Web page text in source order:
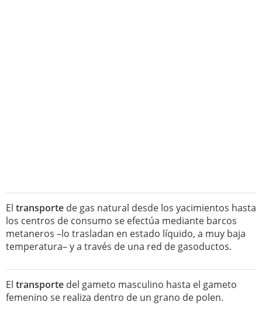
El transporte de gas natural desde los yacimientos hasta
los centros de consumo se efectúa mediante barcos
metaneros –lo trasladan en estado líquido, a muy baja
temperatura– y a través de una red de gasoductos.
El transporte del gameto masculino hasta el gameto
femenino se realiza dentro de un grano de polen.